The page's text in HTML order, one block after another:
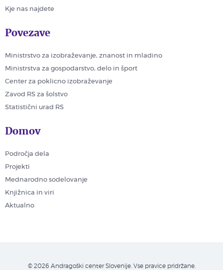
Kje nas najdete
Povezave
Ministrstvo za izobraževanje, znanost in mladino
Ministrstva za gospodarstvo, delo in šport
Center za poklicno izobraževanje
Zavod RS za šolstvo
Statistični urad RS
Domov
Področja dela
Projekti
Mednarodno sodelovanje
Knjižnica in viri
Aktualno
© 2026 Andragoški center Slovenije. Vse pravice pridržane.